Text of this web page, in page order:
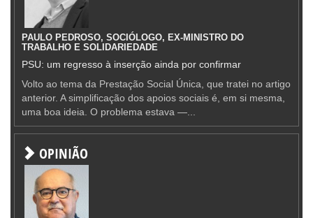
PAULO PEDROSO, SOCIÓLOGO, EX-MINISTRO DO
TRABALHO E SOLIDARIEDADE
PSU: um regresso à inserção ainda por confirmar
Volto ao tema da Prestação Social Única, que tratei no artigo
anterior. A simplificação dos apoios sociais é, em si mesma,
uma boa ideia. O problema estava —...
OPINIÃO